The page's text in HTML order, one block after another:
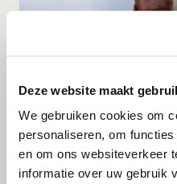
Deze website maakt
We gebruiken cookies om
personaliseren, om
en om ons websiteverkeer
informatie over uw gebruik